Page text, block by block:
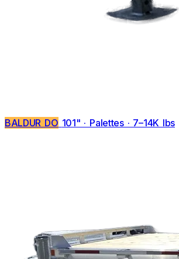
BALDUR DO 101" · Palettes · 7–14K lbs